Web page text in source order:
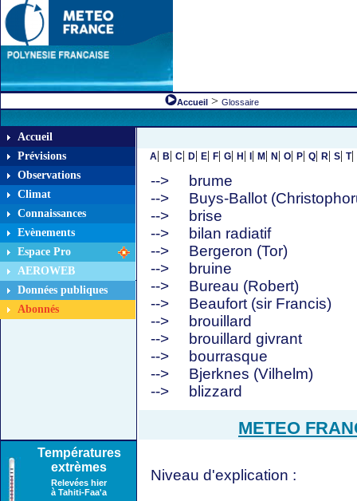
Accueil
Prévisions
Observations
Climat
Connaissances
Evènements
Espace Pro
AEROWEB
Données publiques
Abonnés
Accueil > Glossaire
Températures
extrèmes
Relevées hier
à Tahiti-Faa'a
A| B| C| D| E| F| G| H | | M | N | O| P| Q| R| S| T|
-->
brume
-->
Buys-Ballot
-->
brise
-->
bilan radiatif
-->
Bergeron (Tor)
-->
bruine
-->
Bureau (Robert)
-->
Beaufort (sir Francis)
-->
brouillard
-->
brouillard givrant
-->
bourrasque
-->
Bjerknes (Vilhelm)
-->
blizzard
METEO
Niveau d'explication :